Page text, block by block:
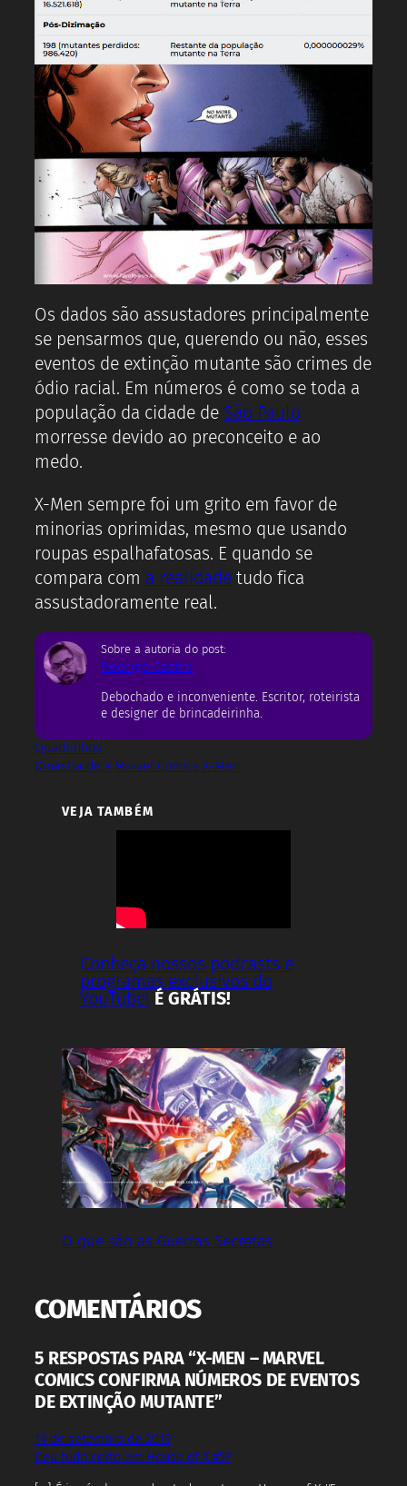
Os dados são assustadores principalmente
se pensarmos que, querendo ou não, esses
eventos de extinção mutante são crimes de
ódio racial. Em números é como se toda a
população da cidade de São Paulo
morresse devido ao preconceito e ao
medo.
X-Men sempre foi um grito em favor de
minorias oprimidas, mesmo que usando
roupas espalhafatosas. E quando se
compara com a realidadetudo fica
assustadoramente real.
Sobre a autoria do post:
Rodrigo Castro
Debochado e inconveniente. Escritor, roteirista
e designer de brincadeirinha.
Quadrinhos
Dinastia de X Marvel Comics X-Men
VEJA TAMBÉM
Conheça nossos podcasts e
programas exclusivos do
YouTube! É GRÁTIS!
O que são as Guerras Secretas
COMENTÁRIOS
5 RESPOSTAS PARA “X-MEN – MARVEL
COMICS CONFIRMA NÚMEROS DE EVENTOS
DE EXTINÇÃO MUTANTE”
19 de setembro de 2019
Deu tudo certo em House of X #5?